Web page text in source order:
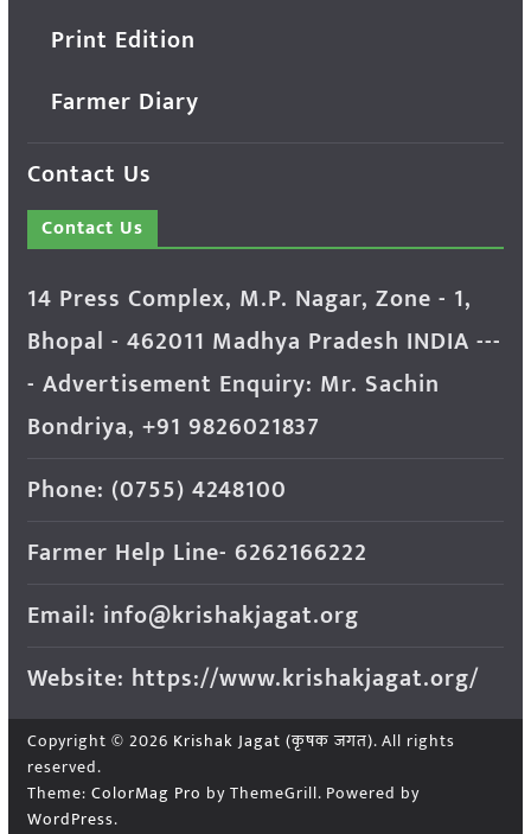
Print Edition
Farmer Diary
Contact Us
Contact Us
14 Press Complex, M.P. Nagar, Zone - 1,
Bhopal - 462011 Madhya Pradesh INDIA ---
- Advertisement Enquiry: Mr. Sachin
Bondriya, +91 9826021837
Phone: (0755) 4248100
Farmer Help Line- 6262166222
Email: info@krishakjagat.org
Website: https://www.krishakjagat.org/
Copyright © 2026 Krishak Jagat (कृषक जगत). All rights
reserved.
Theme: ColorMag Pro by ThemeGrill. Powered by
WordPress.